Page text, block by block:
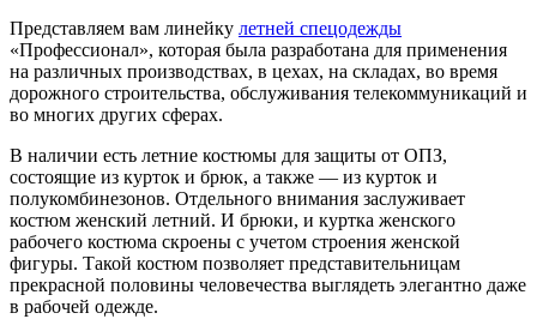
Представляем вам линейку летней спецодежды
«Профессионал», которая была разработана для применения
на различных производствах, в цехах, на складах, во время
дорожного строительства, обслуживания телекоммуникаций и
во многих других сферах.
В наличии есть летние костюмы для защиты от ОПЗ,
состоящие из курток и брюк, а также — из курток и
полукомбинезонов. Отдельного внимания заслуживает
костюм женский летний. И брюки, и куртка женского
рабочего костюма скроены с учетом строения женской
фигуры. Такой костюм позволяет представительницам
прекрасной половины человечества выглядеть элегантно даже
в рабочей одежде.